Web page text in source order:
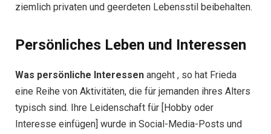
ziemlich privaten und geerdeten Lebensstil beibehalten.
Persönliches Leben und Interessen
Was persönliche Interessen angeht , so hat Frieda
eine Reihe von Aktivitäten, die für jemanden ihres Alters
typisch sind. Ihre Leidenschaft für [Hobby oder
Interesse einfügen] wurde in Social-Media-Posts und